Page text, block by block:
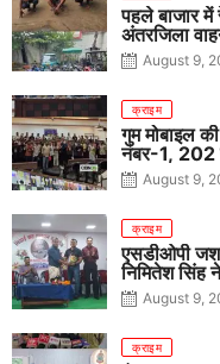
पहले बाजार
अंतरजिला
August 9,
क्राइम
गुम मोबाइल
नंबर-1, 202
August 9,
क्राइम
एसडीओपी
निमितेश सिंह
August 9,
क्राइम